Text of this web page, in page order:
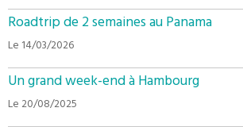
Roadtrip de 2 semaines au Panama
Le 14/03/2026
Un grand week-end à Hambourg
Le 20/08/2025